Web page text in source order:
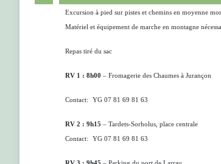
Excursion à pied sur pistes et chemins en moyenne
Matériel et équipement de marche en montagne
Repas tiré du sac
RV 1 : 8h00 – Fromagerie des Chaumes à Jurançon
Contact: YG 07 81 69 81 63
RV 2 : 9h15 – Tardets-Sorholus, place centrale
Contact: YG 07 81 69 81 63